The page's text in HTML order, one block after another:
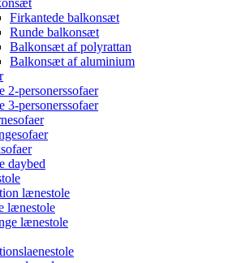
Firkantede balkonsæt
Runde balkonsæt
Balkonsæt af polyrattan
Balkonsæt af aluminium
2-personerssofaer
3-personerssofaer
daybed
lænestole
lænestole
lænestole